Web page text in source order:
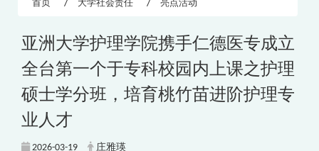
首页 大学社会责任 亮点活动
亚洲大学护理学院携手仁德医专成立
全台第一个于专科校园内上课之护理
硕士学分班，培育桃竹苗进阶护理专
业人才
2026-03-19 庄雅瑛